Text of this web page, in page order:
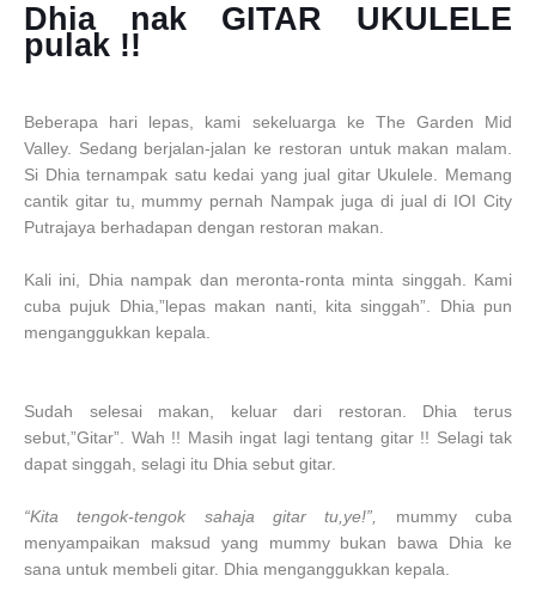
Dhia nak GITAR UKULELE
pulak !!
Beberapa hari lepas, kami sekeluarga ke The Garden Mid
Valley. Sedang berjalan-jalan ke restoran untuk makan malam.
Si Dhia ternampak satu kedai yang jual gitar Ukulele. Memang
cantik gitar tu, mummy pernah Nampak juga di jual di IOI City
Putrajaya berhadapan dengan restoran makan.
Kali ini, Dhia nampak dan meronta-ronta minta singgah. Kami
cuba pujuk Dhia,”lepas makan nanti, kita singgah”. Dhia pun
menganggukkan kepala.
Sudah selesai makan, keluar dari restoran. Dhia terus
sebut,”Gitar”. Wah !! Masih ingat lagi tentang gitar !! Selagi tak
dapat singgah, selagi itu Dhia sebut gitar.
“Kita tengok-tengok sahaja gitar tu,ye!”, mummy cuba
menyampaikan maksud yang mummy bukan bawa Dhia ke
sana untuk membeli gitar. Dhia menganggukkan kepala.